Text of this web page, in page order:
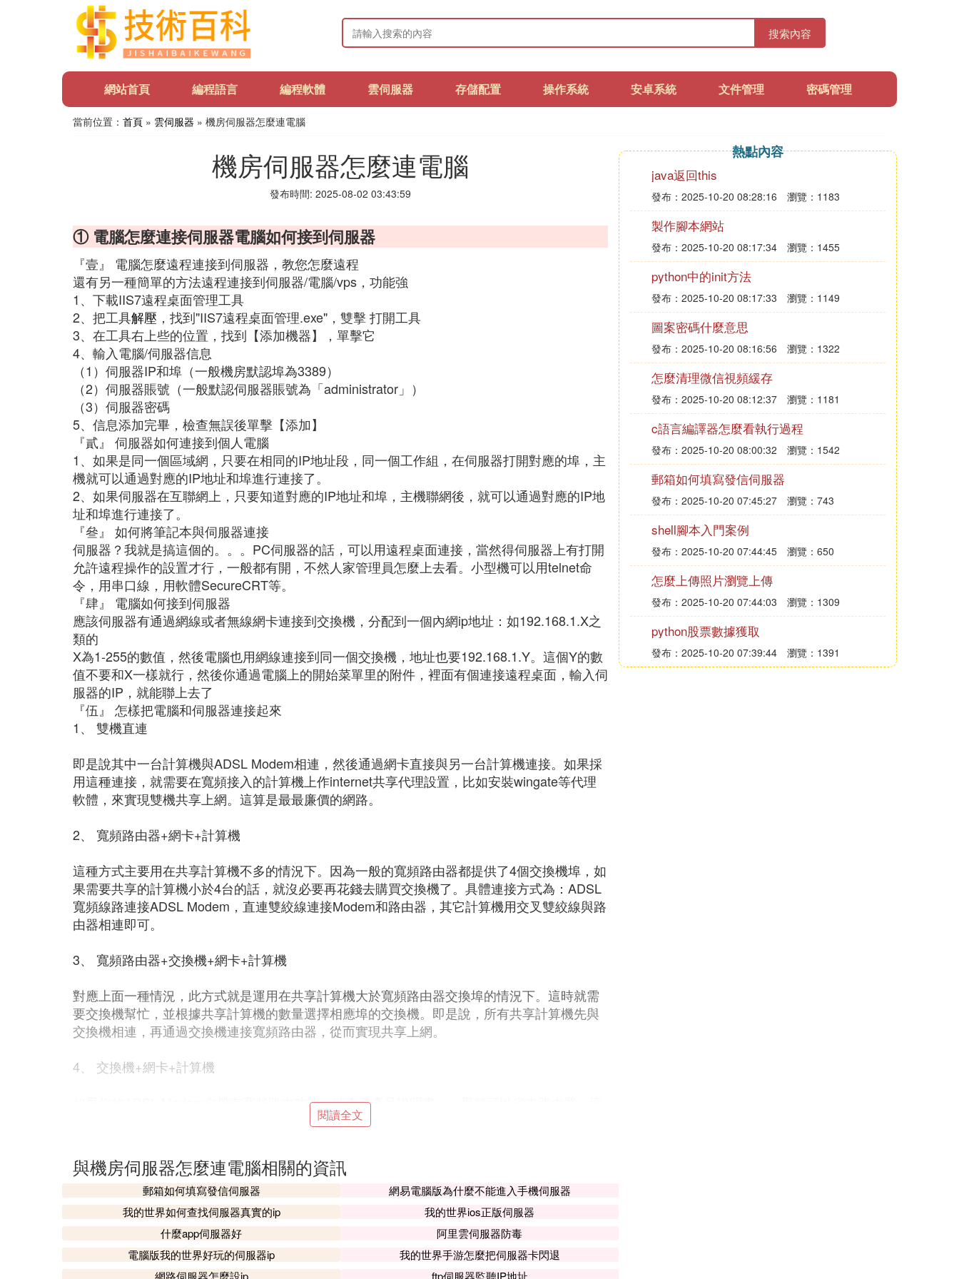
搜索內容
網站首頁 編程語言 編程軟體 雲伺服器 存儲配置 操作系統 安卓系統 文件管理 密碼管理
當前位置： 首頁 » 雲伺服器 » 機房伺服器怎麼連電腦
機房伺服器怎麼連電腦
發布時間: 2025-08-02 03:43:59
① 電腦怎麼連接伺服器電腦如何接到伺服器
『壹』 電腦怎麼遠程連接到伺服器，教您怎麼遠程
還有另一種簡單的方法遠程連接到伺服器/電腦/vps，功能強
1、下載IIS7遠程桌面管理工具
2、把工具解壓 ，找到"IIS7遠程桌面管理.exe"，雙擊 打開工具
3、在工具右上些的位置，找到【添加機器】，單擊它
4、輸入電腦/伺服器信息
（1）伺服器IP和埠（一般機房默認埠為3389）
（2）伺服器賬號（一般默認伺服器賬號為「administrator」）
（3）伺服器密碼
5、信息添加完畢，檢查無誤後單擊【添加】
『貳』 伺服器如何連接到個人電腦
1、如果是同一個區域網，只要在相同的IP地址段，同一個工作組，在伺服器打開對應的埠，主
機就可以通過對應的IP地址和埠進行連接了。
2、如果伺服器在互聯網上，只要知道對應的IP地址和埠，主機聯網後，就可以通過對應的IP地
址和埠進行連接了。
『叄』 如何將筆記本與伺服器連接
伺服器？我就是搞這個的。。。PC伺服器的話，可以用遠程桌面連接，當然得伺服器上有打開
允許遠程操作的設置才行，一般都有開，不然人家管理員怎麼上去看。小型機可以用telnet命
令，用串口線，用軟體SecureCRT等。
『肆』 電腦如何接到伺服器
應該伺服器有通過網線或者無線網卡連接到交換機，分配到一個內網ip地址：如192.168.1.X之
類的
X為1-255的數值，然後電腦也用網線連接到同一個交換機，地址也要192.168.1.Y。這個Y的數
值不要和X一樣就行，然後你通過電腦上的開始菜單里的附件，裡面有個連接遠程桌面，輸入伺
服器的IP，就能聯上去了
『伍』 怎樣把電腦和伺服器連接起來
1、 雙機直連
即是說其中一台計算機與ADSL Modem相連，然後通過網卡直接與另一台計算機連接。如果採
用這種連接，就需要在寬頻接入的計算機上作internet共享代理設置，比如安裝wingate等代理
軟體，來實現雙機共享上網。這算是最最廉價的網路。
2、 寬頻路由器+網卡+計算機
這種方式主要用在共享計算機不多的情況下。因為一般的寬頻路由器都提供了4個交換機埠，如
果需要共享的計算機小於4台的話，就沒必要再花錢去購買交換機了。具體連接方式為：ADSL
寬頻線路連接ADSL Modem，直連雙絞線連接Modem和路由器，其它計算機用交叉雙絞線與路
由器相連即可。
3、 寬頻路由器+交換機+網卡+計算機
對應上面一種情況，此方式就是運用在共享計算機大於寬頻路由器交換埠的情況下。這時就需
要交換機幫忙，並根據共享計算機的數量選擇相應埠的交換機。即是說，所有共享計算機先與
交換機相連，再通過交換機連接寬頻路由器，從而實現共享上網。
4、 交換機+網卡+計算機
如果你的ADSL Modem自帶有寬頻路由功能（請查看產品說明書），那就可以省去路由器。這
是跟上面三種方式唯一的區別。連接起來也更方便，根本不需要設置，連接方式為：ADSL Mo
組建區域網，共享上網
——》一：網線直連不是最經濟的做法，雖然我們只需要添加1條網線、1塊網卡，總價格算起
來不會超過100元。但是這種做法有個最大的弱點，就是上網時兩台機器必須同時開著，除非你
只用主機上網，否則日積月累的電費，呵呵也不見得比其它方法省錢～～，所以建議最好不使
用這種辦法！
閱讀全文
與機房伺服器怎麼連電腦相關的資訊
郵箱如何填寫發信伺服器
網易電腦版為什麼不能進入手機伺服器
我的世界如何查找伺服器真實的ip
我的世界ios正版伺服器
什麼app伺服器好
阿里雲伺服器防毒
電腦版我的世界好玩的伺服器ip
我的世界手游怎麼把伺服器卡閃退
網路伺服器怎麼設ip
ftp伺服器監聽IP地址
熱點內容
java返回this
發布：2025-10-20 08:28:16 瀏覽：1183
製作腳本網站
發布：2025-10-20 08:17:34 瀏覽：1455
python中的init方法
發布：2025-10-20 08:17:33 瀏覽：1149
圖案密碼什麼意思
發布：2025-10-20 08:16:56 瀏覽：1322
怎麼清理微信視頻緩存
發布：2025-10-20 08:12:37 瀏覽：1181
c語言編譯器怎麼看執行過程
發布：2025-10-20 08:00:32 瀏覽：1542
郵箱如何填寫發信伺服器
發布：2025-10-20 07:45:27 瀏覽：743
shell腳本入門案例
發布：2025-10-20 07:44:45 瀏覽：650
怎麼上傳照片瀏覽上傳
發布：2025-10-20 07:44:03 瀏覽：1309
python股票數據獲取
發布：2025-10-20 07:39:44 瀏覽：1391